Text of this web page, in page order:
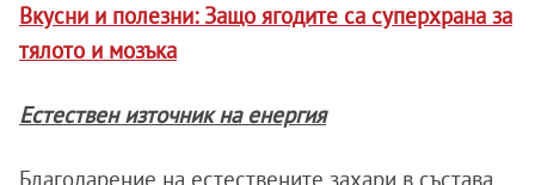
Вкусни и полезни: Защо ягодите са суперхрана за
тялото и мозъка
Естествен източник на енергия
Благодарение на естествените захари в състава